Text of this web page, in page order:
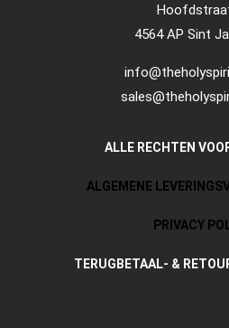
4564 AP Sint
ALLE RECHTEN
ALGEMENE
PRIVACY
TERUGBETAAL- &